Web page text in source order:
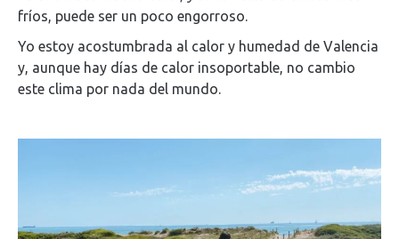
fríos, puede ser un poco engorroso.
Yo estoy acostumbrada al calor y humedad de Valencia
y, aunque hay días de calor insoportable, no cambio
este clima por nada del mundo.